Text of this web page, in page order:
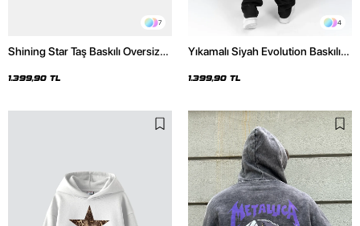
7
Shining Star Taş Baskılı Oversize
Hoodie
1.399,90 TL
4
Yıkamalı Siyah Evolution Baskılı
Hoodie
1.399,90 TL